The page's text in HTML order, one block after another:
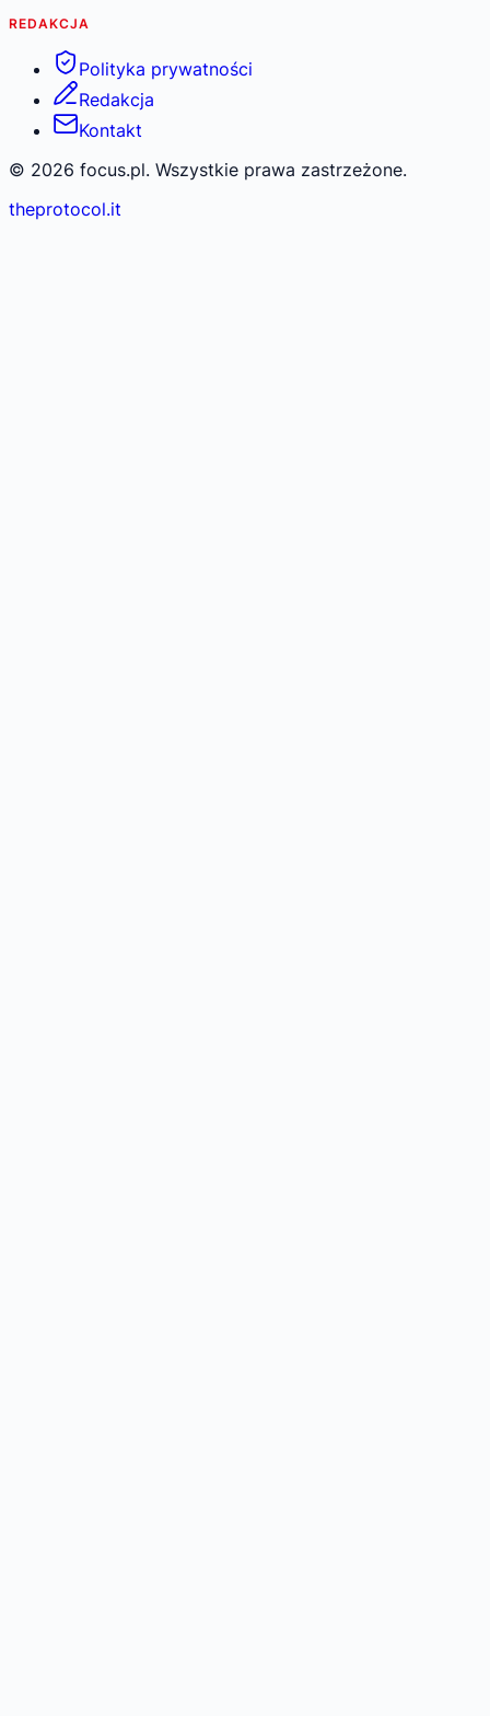
REDAKCJA
Polityka prywatności
Redakcja
Kontakt
© 2026 focus.pl. Wszystkie prawa zastrzeżone.
theprotocol.it